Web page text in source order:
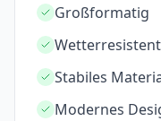
Großformatig
Wetterresistent
Stabiles
Modernes